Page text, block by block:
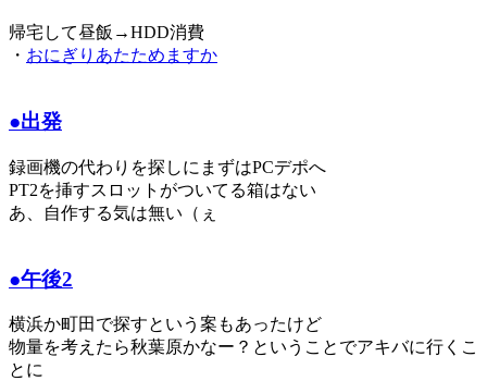
帰宅して昼飯→HDD消費
・ おにぎりあたためますか
●出発
録画機の代わりを探しにまずはPCデポへ
PT2を挿すスロットがついてる箱はない
あ、自作する気は無い（ぇ
●午後2
横浜か町田で探すという案もあったけど
物量を考えたら秋葉原かなー？ということでアキバに行くこ
とに